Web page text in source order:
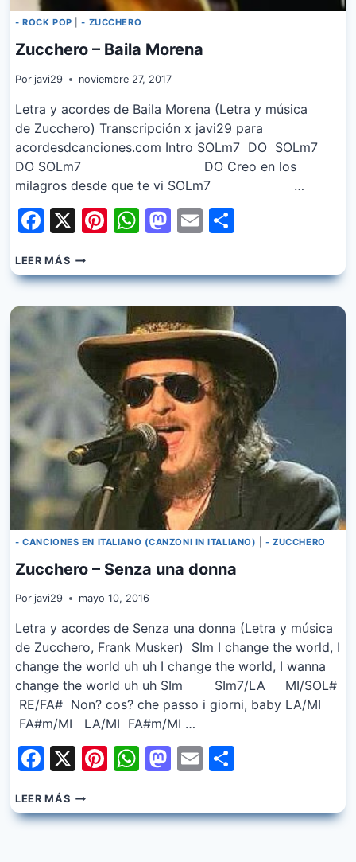
- ROCK POP |- ZUCCHERO
Zucchero – Baila Morena
Por javi29 noviembre 27, 2017
Letra y acordes de Baila Morena (Letra y música
de Zucchero) Transcripción x javi29 para
acordesdcanciones.com Intro SOLm7 DO SOLm7
DO SOLm7 DO Creo en los
milagros desde que te vi SOLm7 …
Facebook
X Pinterest
WhatsApp
Mastodon
Email
LEER MÁSZUCCHERO
–
BAILA
- CANCIONES EN ITALIANO (CANZONI IN ITALIANO) |- ZUCCHERO
Zucchero – Senza una donna
Por javi29 mayo 10, 2016
Letra y acordes de Senza una donna (Letra y música
de Zucchero, Frank Musker) SIm I change the world, I
change the world uh uh I change the world, I wanna
change the world uh uh SIm SIm7/LA MI/SOL#
RE/FA# Non? cos? che passo i giorni, baby LA/MI
FA#m/MI LA/MI FA#m/MI …
Facebook
X Pinterest
WhatsApp
Mastodon
Email
LEER MÁSZUCCHERO
–
SENZA